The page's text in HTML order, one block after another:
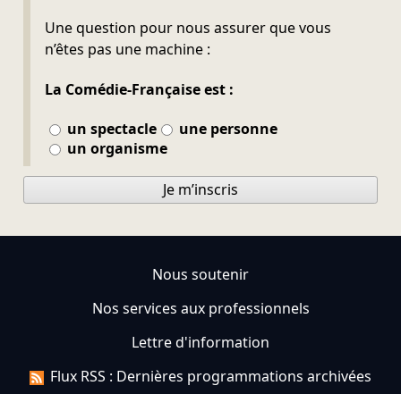
Une question pour nous assurer que vous
n’êtes pas une machine :
La Comédie-Française est :
un spectacle
une personne
un organisme
Ne pas remplir
Je m’inscris
Nous soutenir
Nos services aux professionnels
Lettre d'information
Flux RSS : Dernières programmations archivées